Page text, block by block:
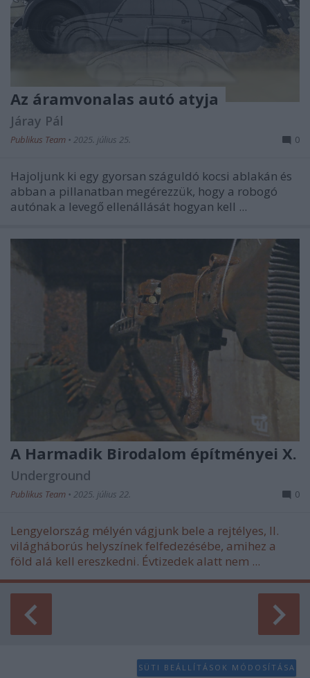
Az áramvonalas autó atyja
Járay Pál
Publikus Team • 2025. július 25. 0
Hajoljunk ki egy gyorsan száguldó kocsi ablakán és
abban a pillanatban megérezzük, hogy a robogó
autónak a levegő ellenállását hogyan kell ...
A Harmadik Birodalom építményei X.
Underground
Publikus Team • 2025. július 22. 0
Lengyelország mélyén vágjunk bele a rejtélyes, II.
világháborús helyszínek felfedezésébe, amihez a
föld alá kell ereszkedni. Évtizedek alatt nem ...
SÜTI BEÁLLÍTÁSOK MÓDOSÍTÁSA